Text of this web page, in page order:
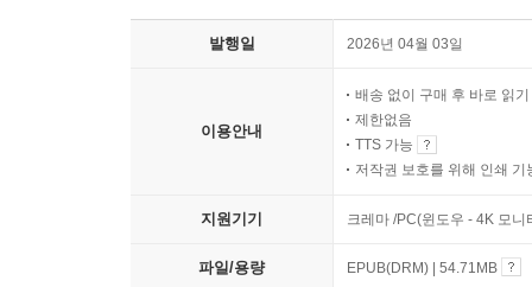
발행일 2026년 04월 03일
이용안내
배송 없이 구매 후 바로 읽기
제한없음
TTS 가능
저작권 보호를 위해 인쇄 기
지원기기 크레마 /PC(윈도우 - 4K 모
파일/용량 EPUB(DRM) | 54.71MB